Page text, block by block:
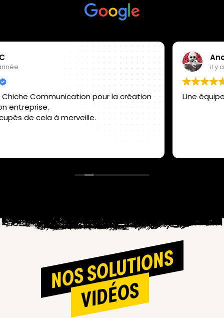
Anouar Kaddour Cherif
Une équipe en gold, je recommande.
NOS SOLUTIONS
VIDÉOS